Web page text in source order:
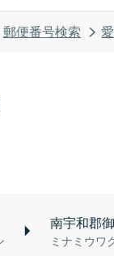
郵便番号検索
南宇和郡
ミナミウワ